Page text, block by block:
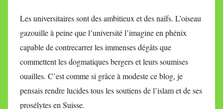
Les universitaires sont des ambitieux et des naïfs. L’oiseau
gazouille à peine que l’université l’imagine en phénix
capable de contrecarrer les immenses dégâts que
commettent les dogmatiques bergers et leurs soumises
ouailles. C’est comme si grâce à modeste ce blog, je
pensais rendre lucides tous les soutiens de l’islam et de ses
prosélytes en Suisse.